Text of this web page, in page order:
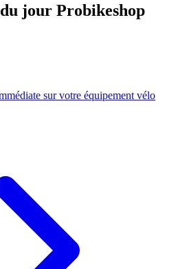
jour Probikeshop
sur votre équipement vélo